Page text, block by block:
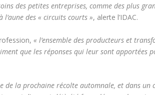
des petites entreprises, comme des plus
l’aune des « circuits courts », alerte l’IDAC.
« l’ensemble des producteurs et
que les réponses qui leur sont apportées
de la prochaine récolte automnale, et dans